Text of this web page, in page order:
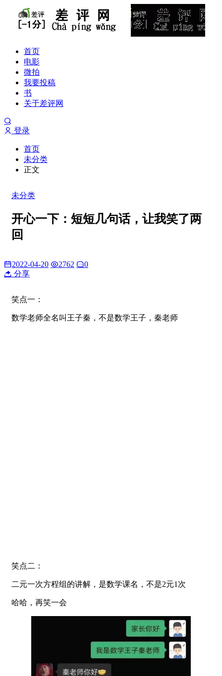
首页
电影
微拍
我要投稿
书
关于差评网
登录
首页
未分类
正文
未分类
开心一下：短短几句话，让我笑了两
回
2022-04-20 2762
0
分享
笑点一：
数学老师全名叫王子秦，不是数学王子，秦老师
笑点二：
二元一次方程组的讲解，是数学课名，不是2元1次
哈哈，再笑一会